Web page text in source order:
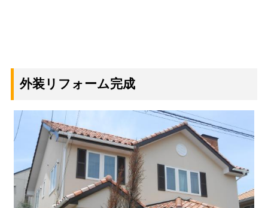
外装リフォーム完成